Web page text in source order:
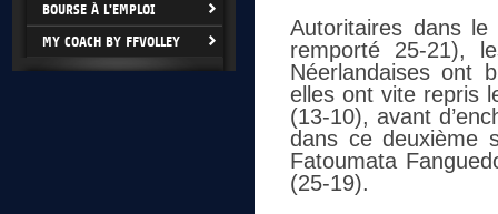
BOURSE À L'EMPLOI
MY COACH BY FFVOLLEY
Autoritaires dans
remporté 25-21),
Néerlandaises ont
elles ont vite repris
(13-10), avant
dans ce deuxième
Fatoumata
(25-19).